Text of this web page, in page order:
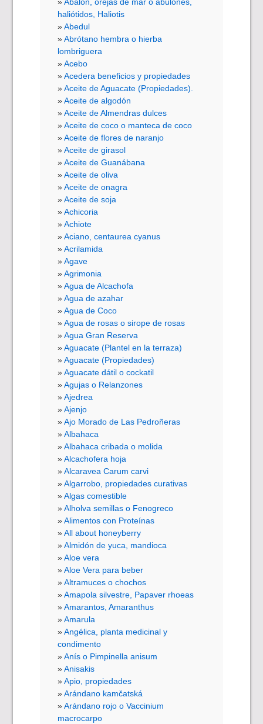
haliótidos, Haliotis
Abedul
Abrótano hembra o hierba
lombriguera
Acebo
Acedera beneficios y propiedades
Aceite de Aguacate (Propiedades).
Aceite de algodón
Aceite de Almendras dulces
Aceite de coco o manteca de coco
Aceite de flores de naranjo
Aceite de girasol
Aceite de Guanábana
Aceite de oliva
Aceite de onagra
Aceite de soja
Achicoria
Achiote
Aciano, centaurea cyanus
Acrilamida
Agave
Agrimonia
Agua de Alcachofa
Agua de azahar
Agua de Coco
Agua de rosas o sirope de rosas
Agua Gran Reserva
Aguacate (Plantel en la terraza)
Aguacate (Propiedades)
Aguacate dátil o cockatil
Agujas o Relanzones
Ajedrea
Ajenjo
Ajo Morado de Las Pedroñeras
Albahaca
Albahaca cribada o molida
Alcachofera hoja
Alcaravea Carum carvi
Algarrobo, propiedades curativas
Algas comestible
Alholva semillas o Fenogreco
Alimentos con Proteínas
All about honeyberry
Almidón de yuca, mandioca
Aloe vera
Aloe Vera para beber
Altramuces o chochos
Amapola silvestre, Papaver rhoeas
Amarantos, Amaranthus
Amarula
Angélica, planta medicinal y
condimento
Anís o Pimpinella anisum
Anisakis
Apio, propiedades
Arándano kamčatská
Arándano rojo o Vaccinium
macrocarpo